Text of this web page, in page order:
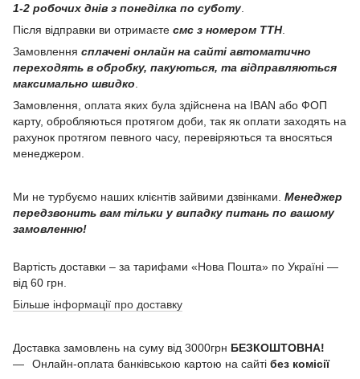
1-2 робочих днів з понеділка по суботу
Після відправки ви отримаєте смс з номером ТТН.
Замовлення сплачені онлайн на сайті автоматично
переходять в обробку, пакуються, та відправляються
максимально швидко
Замовлення, оплата яких була здійснена на IBAN або ФОП
карту, обробляються протягом доби, так як оплати заходять на
рахунок протягом певного часу, перевіряються та вносяться
менеджером.
Ми не турбуємо наших клієнтів зайвими дзвінками. Менеджер
передзвонить вам тільки у випадку питань по вашому
замовленню!
Вартість доставки – за тарифами «Нова Пошта» по Україні —
від 60 грн.
Більше інформації про доставку
Доставка замовлень на суму від 3000грн БЕЗКОШТОВНА!
Онлайн-оплата банківською картою на сайті без комісії